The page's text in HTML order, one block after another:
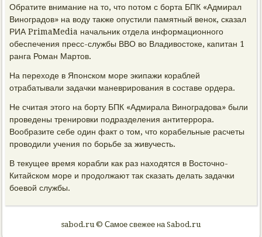
Обратите внимание на то, что потом с борта БПК «Адмирал
Виноградов» на воду также опустили памятный венок, сказал
РИА PrimaMedia начальник отдела информационного
обеспечения пресс-службы ВВО во Владивостоке, капитан 1
ранга Роман Мартов.
На переходе в Японском море экипажи кораблей
отрабатывали задачки маневрирования в составе ордера.
Не считая этого на борту БПК «Адмирала Виноградова» были
проведены тренировки подразделения антитеррора.
Вообразите себе один факт о том, что корабельные расчеты
проводили учения по борьбе за живучесть.
В текущее время корабли как раз находятся в Восточно-
Китайском море и продолжают так сказать делать задачки
боевой службы.
sabod.ru © Самое свежее на Sabod.ru